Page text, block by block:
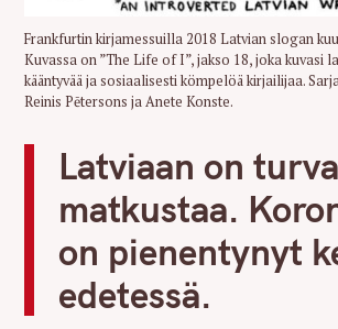
Frankfurtin kirjamessuilla 2018 Latvian slogan
Kuvassa on ”The Life of I”, jakso 18, joka kuvasi
kääntyvää ja sosiaalisesti kömpelöä kirjailijaa.
Reinis Pētersons ja Anete Konste.
Latviaan on
matkustaa.
on pienentynyt
edetessä.
c
h
f
r